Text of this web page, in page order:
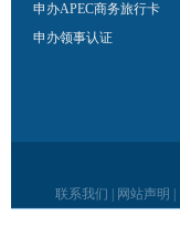
申办APEC商务旅行卡
申办领事认证
联系我们 网站声明